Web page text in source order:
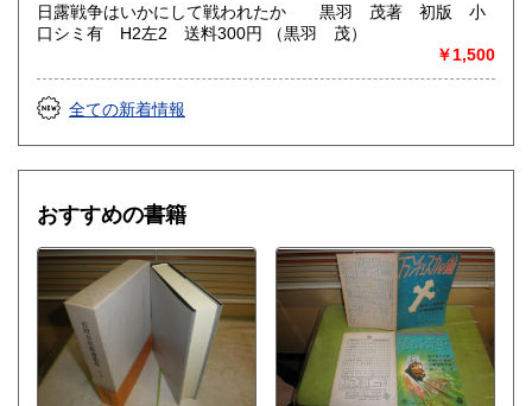
総記、哲学宗教、歴史、社会科学、美術工芸、国語国文、外
国文学、近代文献、趣味、外国書、サブカルチャー、古書一
般（その他）
幻想怪奇推理、思想哲学、趣味の本、写真集、幕末ほか。
日露戦争はいかにして戦われたか 黒羽 茂著 初版 小
口シミ有 H2左2 送料300円 （黒羽 茂）
￥1,500
全ての新着情報
おすすめの書籍